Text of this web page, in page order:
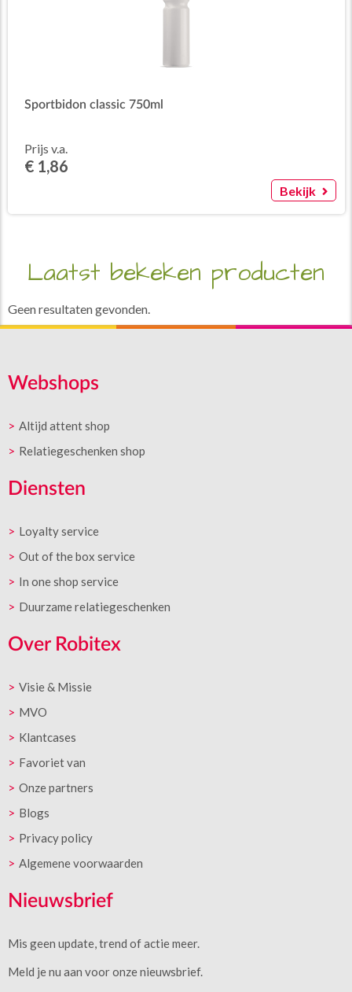
Sportbidon classic 750ml
Prijs v.a.
€ 1,86
Bekijk
Laatst bekeken producten
Geen resultaten gevonden.
Webshops
Altijd attent shop
Relatiegeschenken shop
Diensten
Loyalty service
Out of the box service
In one shop service
Duurzame relatiegeschenken
Over Robitex
Visie & Missie
MVO
Klantcases
Favoriet van
Onze partners
Blogs
Privacy policy
Algemene voorwaarden
Nieuwsbrief
Mis geen update, trend of actie meer.
Meld je nu aan voor onze nieuwsbrief.